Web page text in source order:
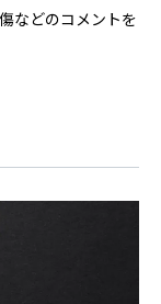
などのコメントを